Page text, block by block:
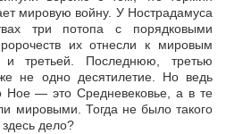
мировую войну. У Нострадамуса
три потопа с порядковыми
их отнесли к мировым
третьей. Последнюю, третью
не одно десятилетие. Но ведь
Ное — это Средневековье, а в те
мировыми. Тогда не было такого
дело?